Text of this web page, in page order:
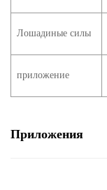
Лошадиные силы
приложение
Приложения